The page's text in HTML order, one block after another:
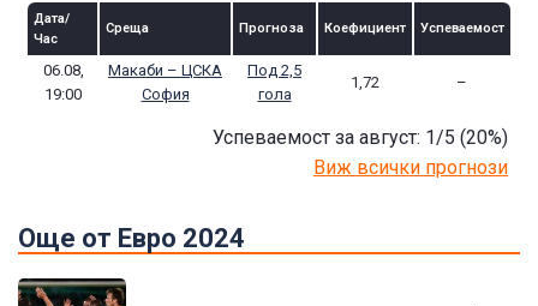
Дата/
Час
Среща Прогноза Коефициент Успеваемост
06.08,
19:00
Макаби – ЦСКА
София
Под 2,5
гола
1,72 –
Успеваемост за август: 1/5 (20%)
Виж всички прогнози
Още от Евро 2024